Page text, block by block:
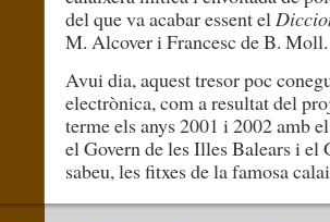
del que va acabar essent el
M. Alcover i Francesc de B.
Avui dia, aquest tresor poc
electrònica, com a resultat del
terme els anys 2001 i 2002 amb
el Govern de les Illes Balears i
sabeu, les fitxes de la famosa